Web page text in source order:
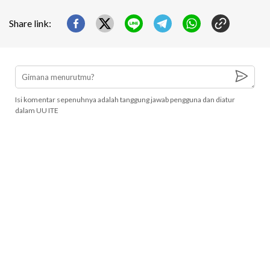
Share link:
Isi komentar sepenuhnya adalah tanggung jawab pengguna dan diatur
dalam UU ITE